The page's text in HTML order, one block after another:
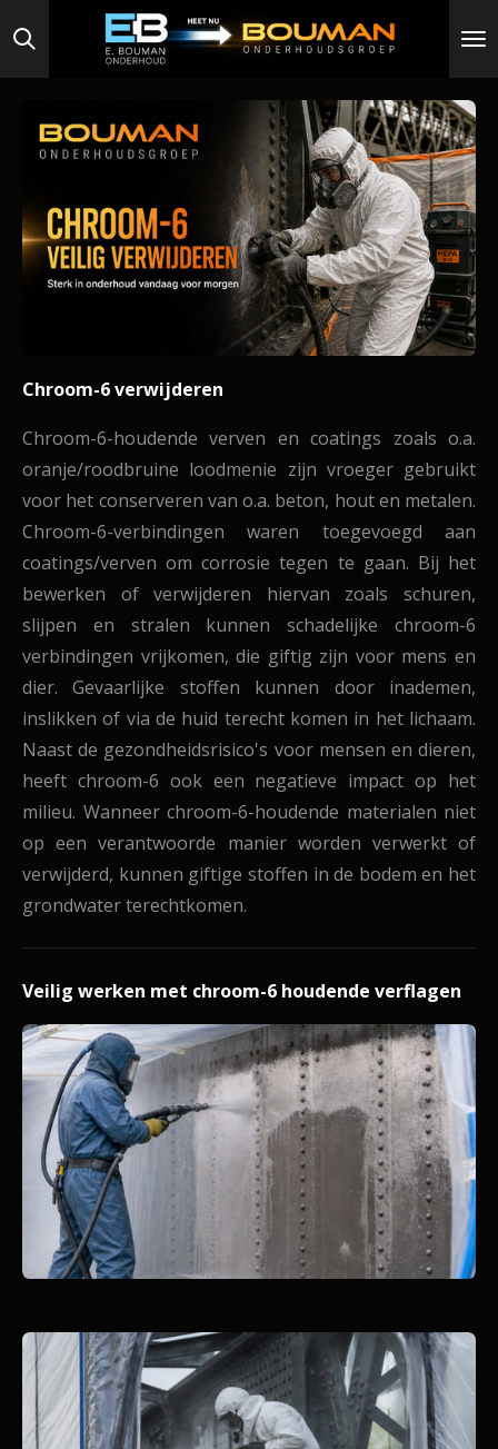
Ga
direct
hoofdinhoud
Chroom-6 verwijderen
Chroom-6-houdende verven en coatings zoals o.a.
oranje/roodbruine loodmenie zijn vroeger gebruikt
voor het conserveren van o.a. beton, hout en metalen.
Chroom-6-verbindingen waren toegevoegd aan
coatings/verven om corrosie tegen te gaan. Bij het
bewerken of verwijderen hiervan zoals schuren,
slijpen en stralen kunnen schadelijke chroom-6
verbindingen vrijkomen, die giftig zijn voor mens en
dier. Gevaarlijke stoffen kunnen door inademen,
inslikken of via de huid terecht komen in het lichaam.
Naast de gezondheidsrisico's voor mensen en dieren,
heeft chroom-6 ook een negatieve impact op het
milieu. Wanneer chroom-6-houdende materialen niet
op een verantwoorde manier worden verwerkt of
verwijderd, kunnen giftige stoffen in de bodem en het
grondwater terechtkomen.
Veilig werken met chroom-6 houdende verflagen